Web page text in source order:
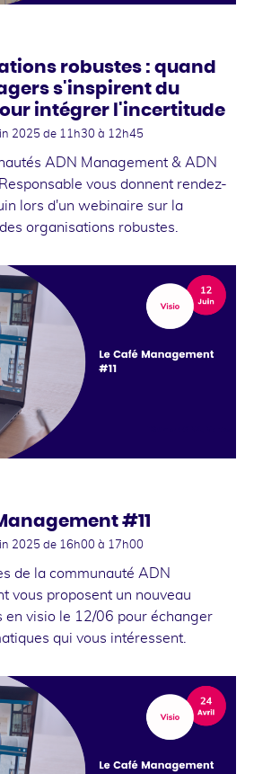
robustes : quand
s'inspirent du
intégrer l'incertitude
2025 de 11h30 à 12h45
ADN Management & ADN
vous donnent rendez-
lors d'un webinaire sur la
organisations robustes.
#11
2025 de 16h00 à 17h00
de la communauté ADN
vous proposent un nouveau
en visio le 12/06 pour échanger
qui vous intéressent.